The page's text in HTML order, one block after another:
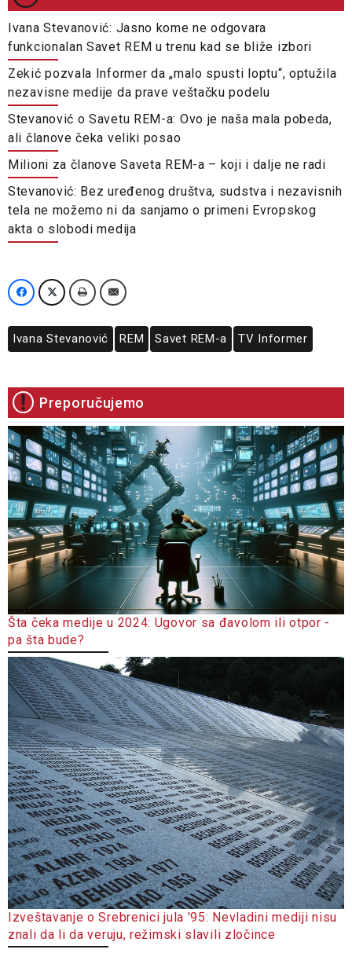
Ivana Stevanović: Jasno kome ne odgovara
funkcionalan Savet REM u trenu kad se bliže izbori
Zekić pozvala Informer da „malo spusti loptu“, optužila
nezavisne medije da prave veštačku podelu
Stevanović o Savetu REM-a: Ovo je naša mala pobeda,
ali članove čeka veliki posao
Milioni za članove Saveta REM-a – koji i dalje ne radi
Stevanović: Bez uređenog društva, sudstva i nezavisnih
tela ne možemo ni da sanjamo o primeni Evropskog
akta o slobodi medija
Ivana Stevanović REM Savet REM-a TV Informer
Preporučujemo
Šta čeka medije u 2024: Ugovor sa đavolom ili otpor -
pa šta bude?
Izveštavanje o Srebrenici jula '95: Nevladini mediji nisu
znali da li da veruju, režimski slavili zločince